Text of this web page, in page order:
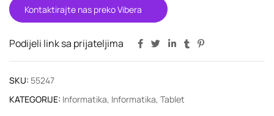
Kontaktirajte nas preko Vibera
Podijeli link sa prijateljima
SKU: 55247
KATEGORIJE: Informatika, Informatika, Tablet